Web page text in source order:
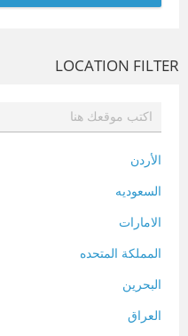
LOCATION FILTER
الأردن
السعوديه
الامارات
المملكة المتحده
البحرين
العراق